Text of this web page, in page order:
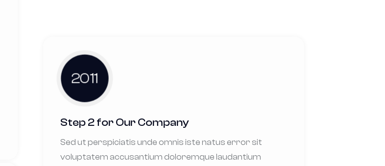
2011
Step 2 for Our Company
Sed ut perspiciatis unde omnis iste natus error sit
voluptatem accusantium doloremque laudantium